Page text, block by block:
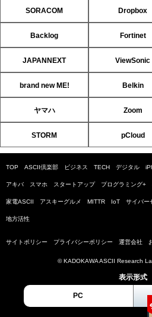
SORACOM Dropbox
Backlog Fortinet
JAPANNEXT ViewSonic
brand new ME! Belkin
ヤマハ Zoom
STORM pCloud
TOP ASCII倶楽部 ビジネス TECH デジタル
アキバ スマホ スタートアップ プログラミング+
家電ASCII アスキーグルメ MITTR IoT サイバー
地方活性
サイトポリシー プライバシーポリシー 運営会社
© KADOKAWA ASCII Research
表示形式
PC